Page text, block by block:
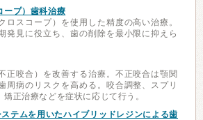
ープ）歯科治療
ロスコープ）を使用した精度の高い治療。
発見に役立ち、歯の削除を最小限に抑えら
正咬合）を改善する治療。不正咬合は顎関
周病のリスクを高める。咬合調整、スプリ
正治療などを症状に応じて行う。
テムを用いたハイブリッドレジンによる歯